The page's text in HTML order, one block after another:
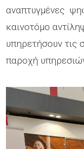
αναπτυγμένες
καινοτόμο
υπηρετήσουν τις
παροχή